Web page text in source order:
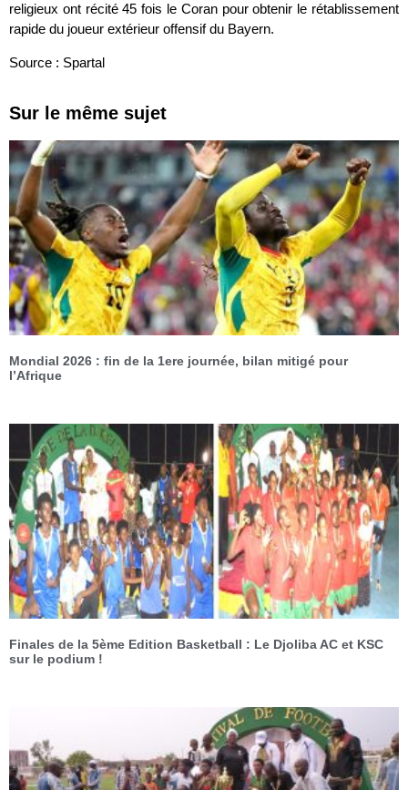
religieux ont récité 45 fois le Coran pour obtenir le rétablissement
rapide du joueur extérieur offensif du Bayern.
Source : Spartal
Sur le même sujet
Mondial 2026 : fin de la 1ere journée, bilan mitigé pour
l’Afrique
Finales de la 5ème Edition Basketball : Le Djoliba AC et KSC
sur le podium !